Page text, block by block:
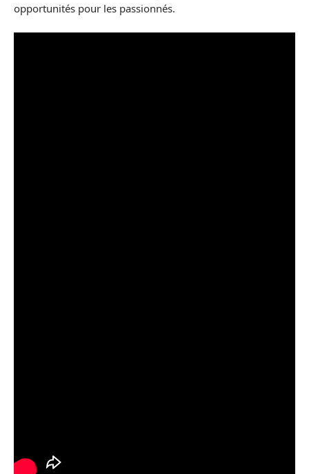
opportunités pour les passionnés.